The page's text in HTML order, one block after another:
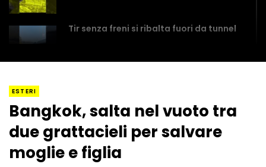
Tir senza freni si ribalta fuori da tunnel
Amiocuggino fa saltare in aria il drone
ESTERI
Bangkok, salta nel vuoto tra
due grattacieli per salvare
moglie e figlia